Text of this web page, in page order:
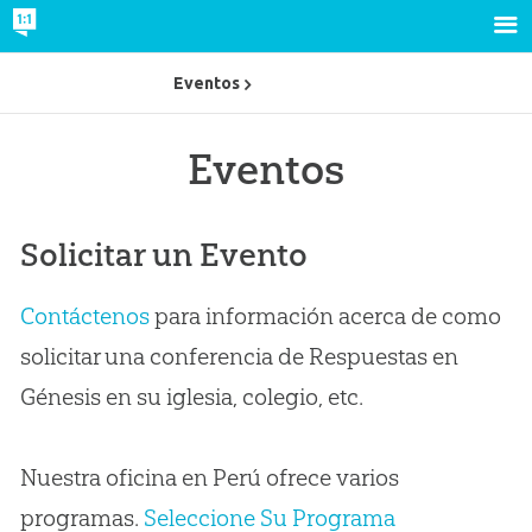
Eventos
Solicitar un Evento
Contáctenospara información acerca de como
solicitar una conferencia de Respuestas en
Génesis en su iglesia, colegio, etc.
Nuestra oficina en Perú ofrece varios
programas. Seleccione Su Programa
Eventos